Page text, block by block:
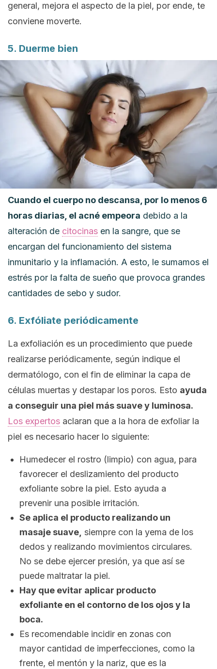
general, mejora el aspecto de la piel, por ende, te
conviene moverte.
5. Duerme bien
Cuando el cuerpo no descansa, por lo menos 6
horas diarias, el acné empeora debido a la
alteración de citocinas en la sangre, que se
encargan del funcionamiento del sistema
inmunitario y la inflamación. A esto, le sumamos el
estrés por la falta de sueño que provoca grandes
cantidades de sebo y sudor.
6. Exfóliate periódicamente
La exfoliación es un procedimiento que puede
realizarse periódicamente, según indique el
dermatólogo, con el fin de eliminar la capa de
células muertas y destapar los poros. Esto ayuda
a conseguir una piel más suave y luminosa.
Los expertos aclaran que a la hora de exfoliar la
piel es necesario hacer lo siguiente:
Humedecer el rostro (limpio) con agua, para
favorecer el deslizamiento del producto
exfoliante sobre la piel. Esto ayuda a
prevenir una posible irritación.
Se aplica el producto realizando un
masaje suave, siempre con la yema de los
dedos y realizando movimientos circulares.
No se debe ejercer presión, ya que así se
puede maltratar la piel.
Hay que evitar aplicar producto
exfoliante en el contorno de los ojos y la
boca.
Es recomendable incidir en zonas con
mayor cantidad de imperfecciones, como la
frente, el mentón y la nariz, que es la